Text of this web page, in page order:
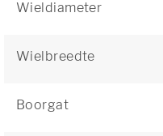
Wieldiameter
Wielbreedte
Boorgat